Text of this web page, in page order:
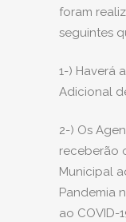
foram
seguintes
1-) Haverá
Adicional
2-) Os
receberão
Municipal
Pandemia
ao COVID-